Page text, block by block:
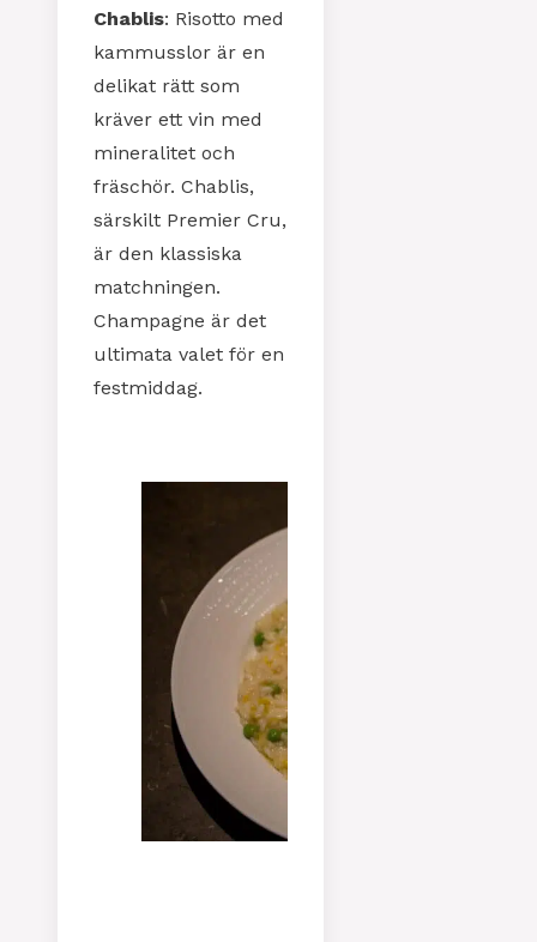
Chablis: Risotto med
kammusslor är en
delikat rätt som
kräver ett vin med
mineralitet och
fräschör. Chablis,
särskilt Premier Cru,
är den klassiska
matchningen.
Champagne är det
ultimata valet för en
festmiddag.